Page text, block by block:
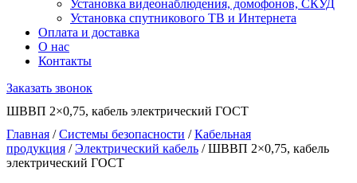
Установка видеонаблюдения, домофонов, СКУД
Установка спутникового ТВ и Интернета
Оплата и доставка
О нас
Контакты
Заказать звонок
ШВВП 2×0,75, кабель электрический ГОСТ
Главная /Системы безопасности /Кабельная
продукция /Электрический кабель / ШВВП 2×0,75, кабель
электрический ГОСТ